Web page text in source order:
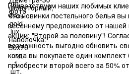
Приветствуем наших любимых
что новинки постельного белья
весеннему предложению от нашей
акции: "Второй за половину"!
возможность выгодно обновить
когда вы покупаете один
приобрести второй всего за 50%